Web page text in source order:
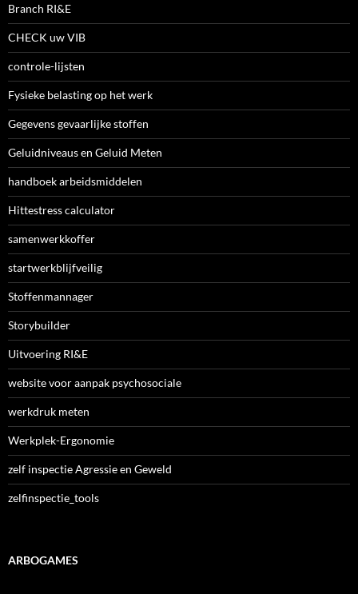
Branch RI&E
CHECK uw VIB
controle-lijsten
Fysieke belasting op het werk
Gegevens gevaarlijke stoffen
Geluidniveaus en Geluid Meten
handboek arbeidsmiddelen
Hittestress calculator
samenwerkkoffer
startwerkblijfveilig
Stoffenmannager
Storybuilder
Uitvoering RI&E
website voor aanpak psychosociale
werkdruk meten
Werkplek-Ergonomie
zelf inspectie Agressie en Geweld
zelfinspectie_tools
ARBOGAMES